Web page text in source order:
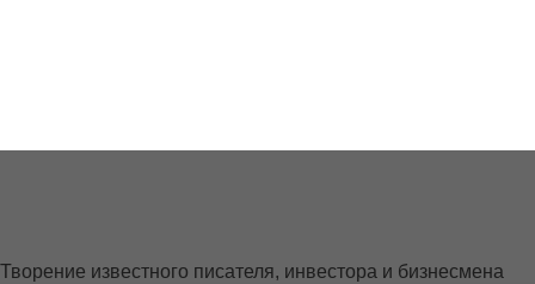
Творение известного писателя, инвестора и бизнесмена